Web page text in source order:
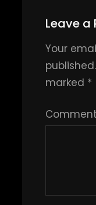
Leave a
Your
published.
marked *
Comment